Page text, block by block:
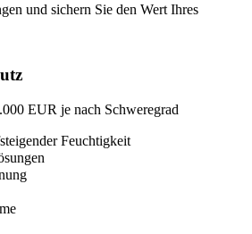
und sichern Sie den Wert Ihres
EUR je nach Schweregrad
Feuchtigkeit